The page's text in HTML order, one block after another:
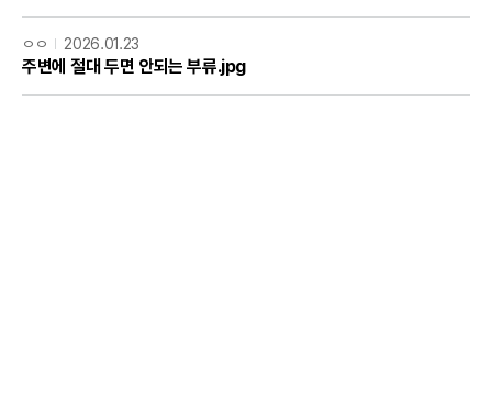
ㅇㅇ 2026.01.23
주변에 절대 두면 안되는 부류.jpg